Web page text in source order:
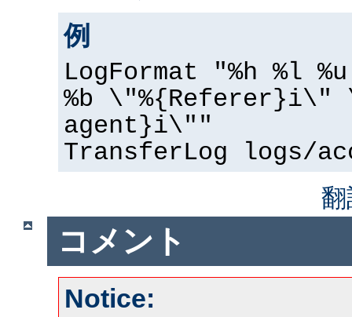
例
LogFormat "%h %l
%b \"%{Referer}i\"
agent}i\""
TransferLog logs/
コメント
Notice: